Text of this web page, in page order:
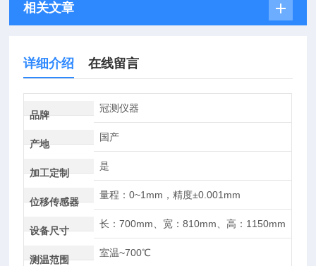
相关文章
详细介绍 在线留言
品牌
冠测仪器
产地
国产
加工定制
是
位移传感器
量程：0~1mm，精度±0.001mm
设备尺寸
长：700mm、宽：810mm、高：1150mm
测温范围
室温~700℃